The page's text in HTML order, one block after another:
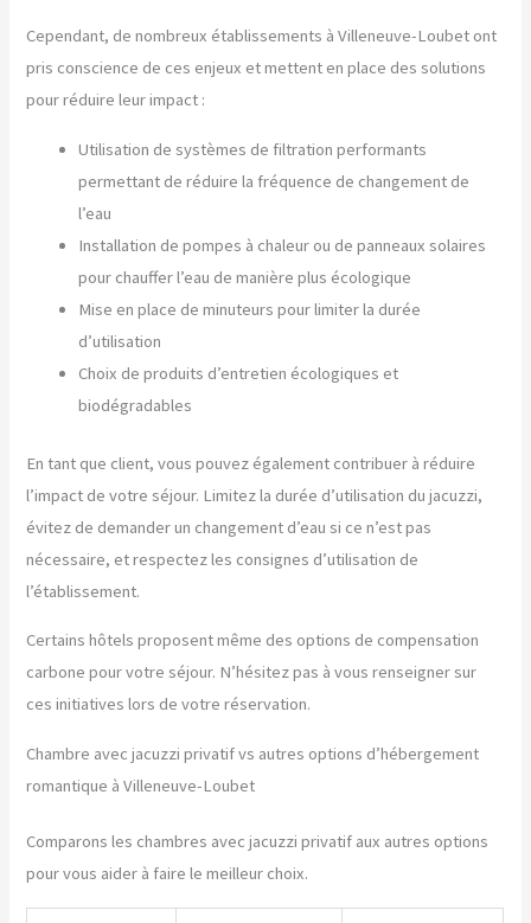
Cependant, de nombreux établissements à Villeneuve-Loubet ont
pris conscience de ces enjeux et mettent en place des solutions
pour réduire leur impact :
Utilisation de systèmes de filtration performants
permettant de réduire la fréquence de changement de
l’eau
Installation de pompes à chaleur ou de panneaux solaires
pour chauffer l’eau de manière plus écologique
Mise en place de minuteurs pour limiter la durée
d’utilisation
Choix de produits d’entretien écologiques et
biodégradables
En tant que client, vous pouvez également contribuer à réduire
l’impact de votre séjour. Limitez la durée d’utilisation du jacuzzi,
évitez de demander un changement d’eau si ce n’est pas
nécessaire, et respectez les consignes d’utilisation de
l’établissement.
Certains hôtels proposent même des options de compensation
carbone pour votre séjour. N’hésitez pas à vous renseigner sur
ces initiatives lors de votre réservation.
Chambre avec jacuzzi privatif vs autres options d’hébergement
romantique à Villeneuve-Loubet
Comparons les chambres avec jacuzzi privatif aux autres options
pour vous aider à faire le meilleur choix.